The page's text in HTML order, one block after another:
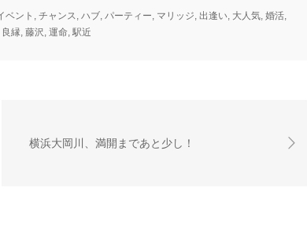
ベント , チャンス, ハブ, パーティー, マリッジ, 出逢い, 大人気, 婚活,
良縁, 藤沢, 運命, 駅近
横浜大岡川、満開まであと少し！